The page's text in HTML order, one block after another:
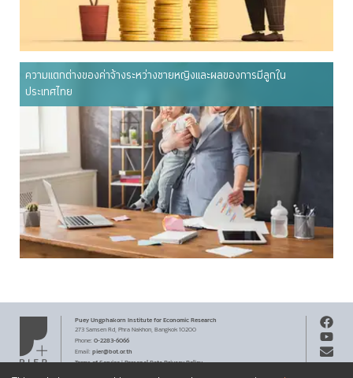
ความแตกต่างของค่าจ้างระหว่างชายหญิงและผลของการมีลูกใน
ประเทศไทย
Puey Ungphakorn Institutefor Economic Research
273 Samsen Rd,Phra Nakhon,Bangkok 10200
Phone: 0-2283-6066
Email: pier@bot.or.th
Terms of Service|Personal Data Privacy Policy